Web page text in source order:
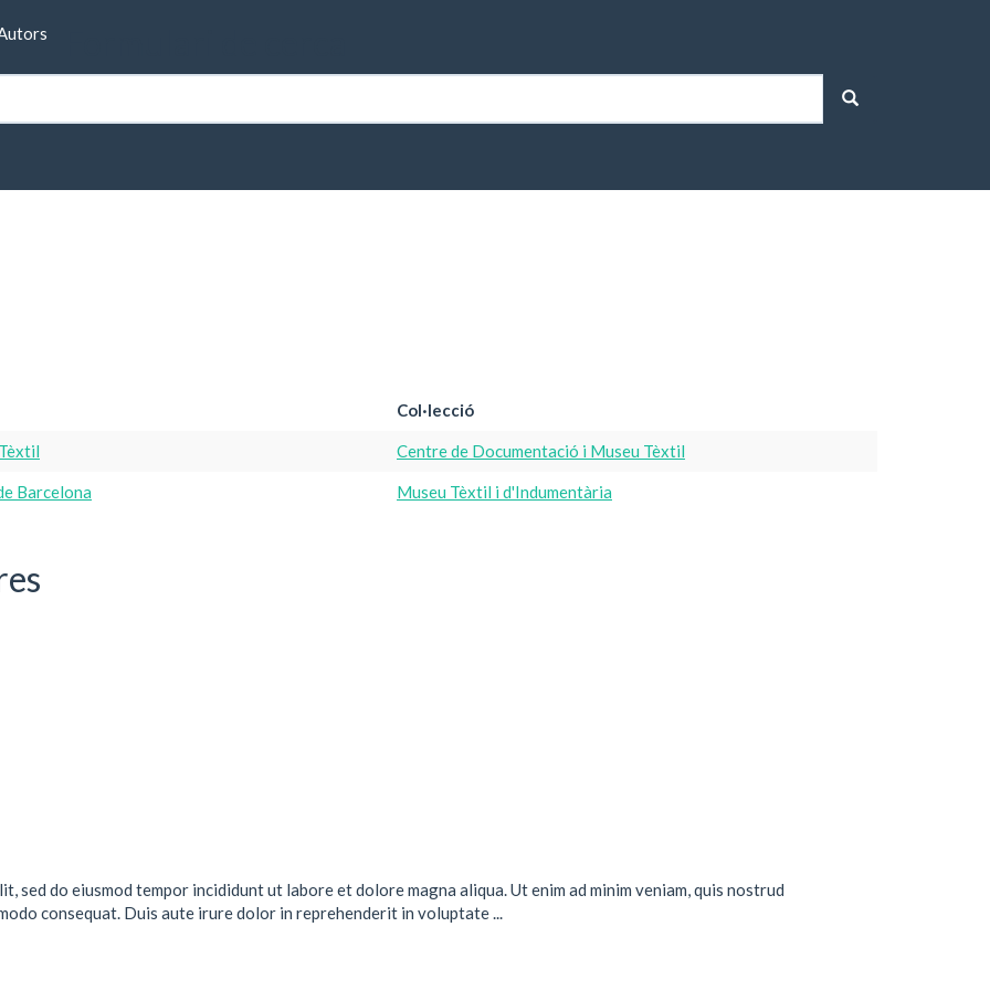
Col·lecció
Centre de Documentació i Museu Tèxtil
Barcelona Museu Tèxtil i d'Indumentària
sed do eiusmod tempor incididunt ut labore et dolore magna aliqua. Ut enim ad minim veniam, quis nostrud
consequat. Duis aute irure dolor in reprehenderit in voluptate ...